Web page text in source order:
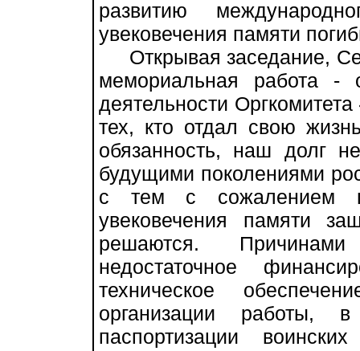
развитию
увековечения памяти
Открывая заседание,
мемориальная работа -
деятельности
тех, кто отдал свою
обязанность, наш долг
будущими поколениями
с тем с сожалением
увековечения памяти
решаются.
недостаточное
техническое
организации работы,
паспортизации